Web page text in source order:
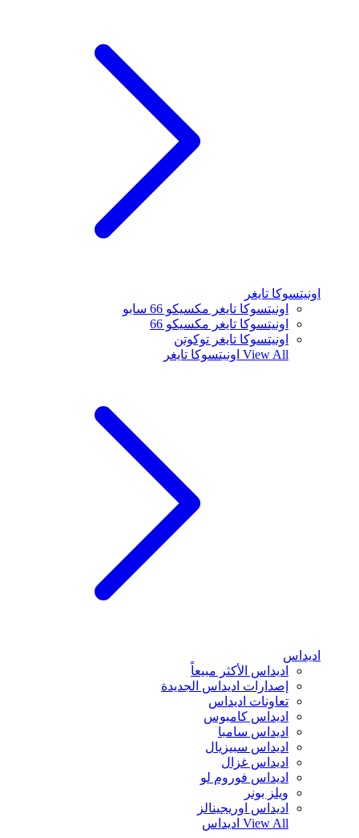
اونيتسوكا تايغر
اونيتسوكا تايغر مكسيكو 66 سابو
اونيتسوكا تايغر مكسيكو 66
اونيتسوكا تايغر توكوتن
View All اونيتسوكا تايغر
اديداس
اديداس الأكثر مبيعاً
إصدارات اديداس الجديدة
تعاونات اديداس
اديداس كامبوس
اديداس سامبا
اديداس سبيزيال
اديداس غزال
اديداس فوروم لو
ويلز بونر
اديداس اوريجينالز
View All اديداس